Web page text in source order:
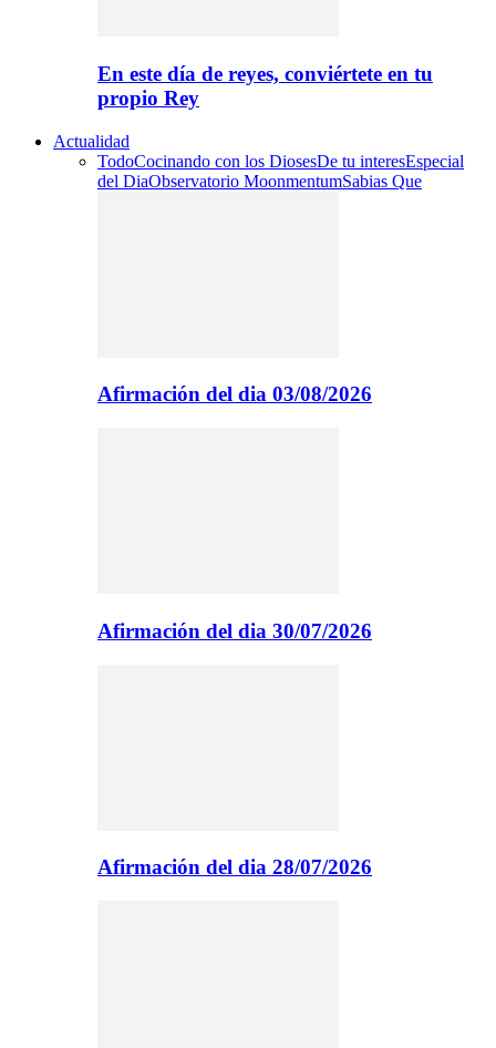
En este día de reyes, conviértete en tu
propio Rey
Actualidad
TodoCocinando con los DiosesDe tu interesEspecial
del DiaObservatorio MoonmentumSabias Que
Afirmación del dia 03/08/2026
Afirmación del dia 30/07/2026
Afirmación del dia 28/07/2026